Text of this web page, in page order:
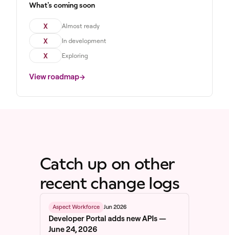
What's coming soon
X Almost ready
X In development
X Exploring
View roadmap
Catch up on other
recent change logs
Aspect Workforce Jun 2026
Developer Portal adds new APIs —
June 24, 2026